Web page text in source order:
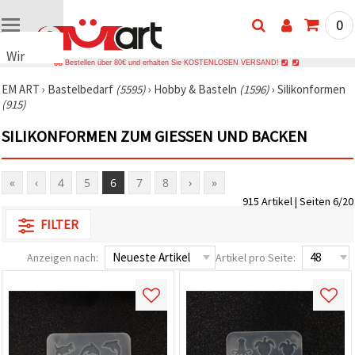
Wir
Cookies
🍪 Wir
Cookies
ähnliche
um das
der Website
Nutzungserlebnis
verbessern
und, mit
Ihrer
Einwilligung,
den
0
Bestellen über 80€ und erhalten Sie KOSTENLOSEN VERSAND!
EM ART › Bastelbedarf (5595)› Hobby & Basteln (1596)› Silikonformen
(915)
SILIKONFORMEN ZUM GIESSEN UND BACKEN
« ‹ 4 5 6 7 8 › »
915 Artikel | Seiten 6/20
FILTER
Anzeigen nach: Artikel pro Seite: